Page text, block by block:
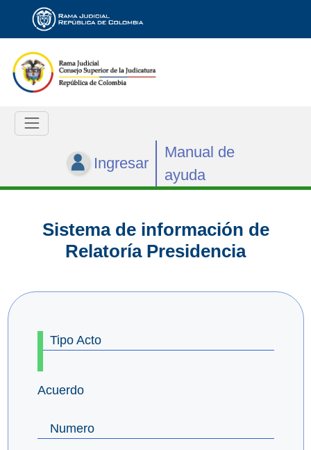
Ingresar
Manual de
ayuda
Sistema de información de
Relatoría Presidencia
Tipo Acto
Acuerdo
Numero